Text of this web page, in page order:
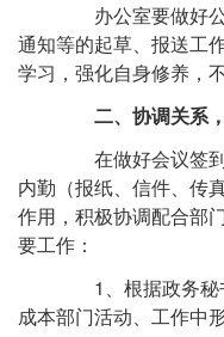
办公室要做好公
通知等的起草、报送工
学习，强化自身修养，
二、协调关系
在做好会议签到
内勤（报纸、信件、传
作用，积极协调配合部
要工作：
1、根据政务秘
成本部门活动、工作中